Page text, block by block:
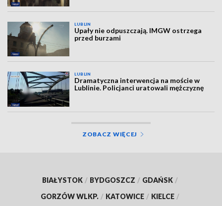
LUBLIN
Upały nie odpuszczają. IMGW ostrzega
przed burzami
LUBLIN
Dramatyczna interwencja na moście w
Lublinie. Policjanci uratowali mężczyznę
ZOBACZ WIĘCEJ
BIAŁYSTOK / BYDGOSZCZ / GDAŃSK /
GORZÓW WLKP. / KATOWICE / KIELCE /